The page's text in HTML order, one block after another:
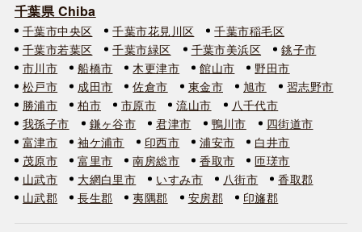
千葉県 Chiba
千葉市中央区 千葉市花見川区
千葉市稲毛区
千葉市若葉区
千葉市緑区 千葉市美浜区
銚子市
市川市
船橋市 木更津市 館山市
野田市
松戸市
成田市 佐倉市 東金市 旭市
習志野市
勝浦市
柏市 市原市 流山市
八千代市
我孫子市
鎌ヶ谷市 君津市 鴨川市
四街道市
富津市
袖ケ浦市 印西市 浦安市
白井市
茂原市
富里市 南房総市 香取市
匝瑳市
山武市
大網白里市 いすみ市 八街市
香取郡
山武郡
長生郡 夷隅郡 安房郡 印旛郡